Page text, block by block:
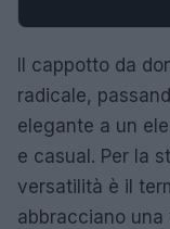
Il cappotto da
radicale,
elegante a un
e casual. Per la
versatilità è il
abbracciano